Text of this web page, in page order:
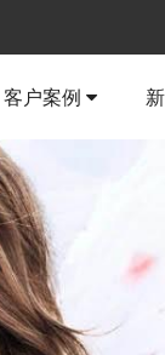
客户案例